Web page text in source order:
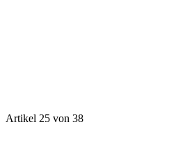
Artikel 25 von 38